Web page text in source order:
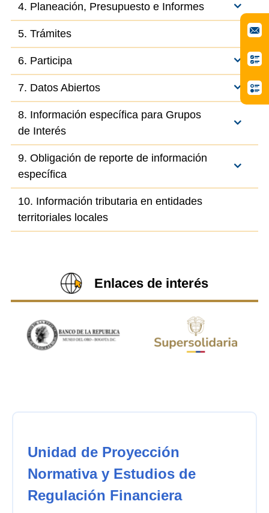
4. Planeación, Presupuesto e Informes
5. Trámites
6. Participa
7. Datos Abiertos
8. Información específica para Grupos
de Interés
9. Obligación de reporte de información
específica
10. Información tributaria en entidades
territoriales locales
Enlaces de interés
Unidad de Proyección
Normativa y Estudios de
Regulación Financiera